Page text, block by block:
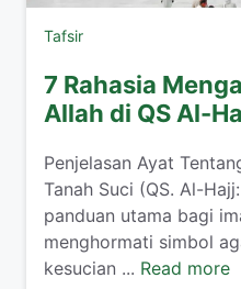
Tafsir
7 Rahasia
Allah di QS Al-
Penjelasan Ayat
Tanah Suci (QS. Al-
panduan utama bagi
menghormati simbol
kesucian ... Read more